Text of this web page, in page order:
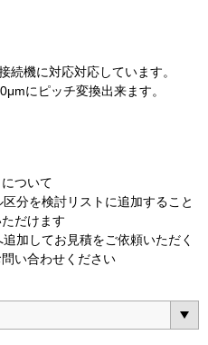
続機に対応対応しています。
にピッチ変換出来ます。
ついて
分を検討リストに追加すること
だけます
加してお見積をご依頼いただく
い合わせください